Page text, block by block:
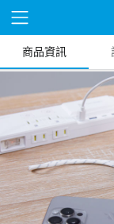
商品資訊